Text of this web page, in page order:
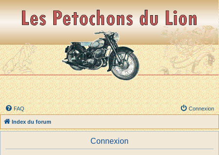
FAQ Connexion
Index du forum
Connexion